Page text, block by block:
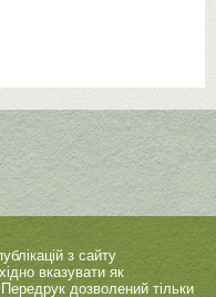
з сайту
вказувати як
дозволений тільки